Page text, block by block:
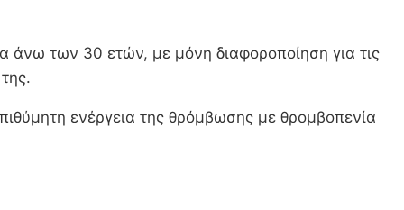
άνω των 30 ετών, με μόνη διαφοροποίηση για τις
ενέργεια της θρόμβωσης με θρομβοπενία